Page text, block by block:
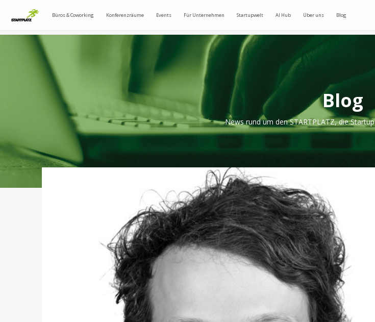
Büros & Coworking Konferenzräume Events Für Unternehmen Startupwelt AI Hub Über uns Blog
Blog
News rund um den STARTPLATZ, die